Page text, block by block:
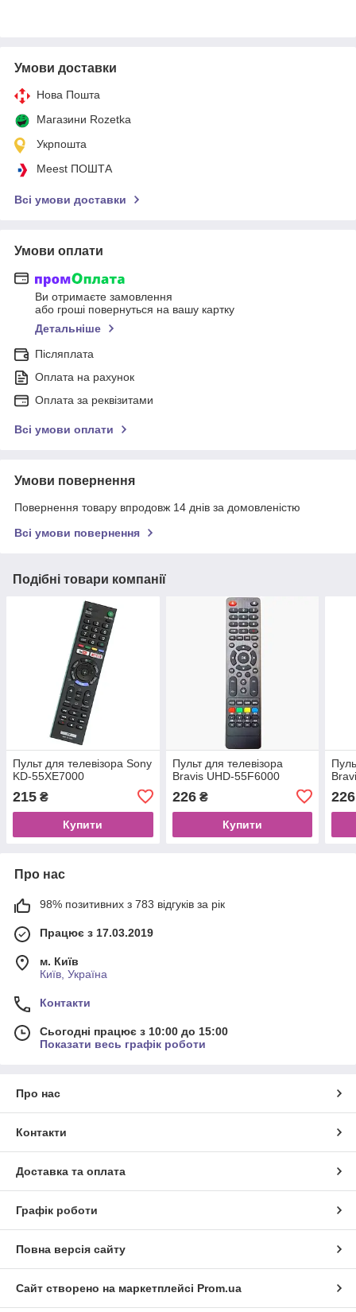
Умови доставки
Нова Пошта
Магазини Rozetka
Укрпошта
Meest ПОШТА
Всі умови доставки
Умови оплати
Ви отримаєте замовлення
або гроші повернуться на вашу картку
Детальніше
Післяплата
Оплата на рахунок
Оплата за реквізитами
Всі умови оплати
Умови повернення
Повернення товару впродовж 14 днів за домовленістю
Всі умови повернення
Подібні товари компанії
Пульт для телевізора Sony
KD-55XE7000
215 ₴
Купити
Пульт для телевізора
Bravis UHD-55F6000
226₴
Купити
226
Про нас
98% позитивних з 783 відгуків за рік
Працює з 17.03.2019
м. Київ
Київ, Україна
Контакти
Сьогодні працює з 10:00 до 15:00
Показати весь графік роботи
Про нас
Контакти
Доставка та оплата
Графік роботи
Повна версія сайту
Сайт створено на маркетплейсі Prom.ua